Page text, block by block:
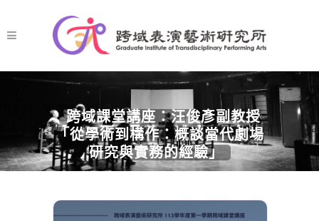
跨域課堂講座：汪俊彥副教授
「從學術到構作：概談當代劇場
研究與實務的經驗」